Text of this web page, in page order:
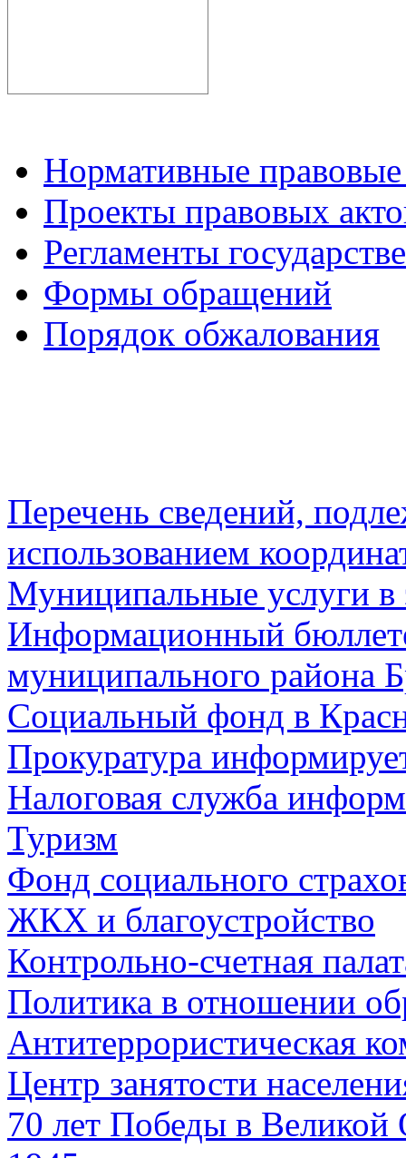
Нормативные
Проекты правовых
Регламенты
Формы обращений
Порядок обжалования
Перечень сведений,
использованием
Муниципальные услуги в
Информационный
муниципального района
Социальный фонд в
Прокуратура
Налоговая служба
Туризм
Фонд социального
ЖКХ и благоустройство
Контрольно-счетная
Политика в отношении
Антитеррористическая
Центр занятости
70 лет Победы в Великой